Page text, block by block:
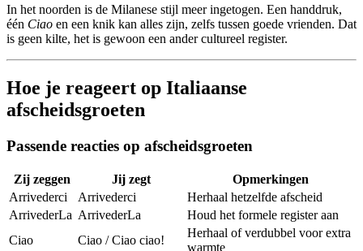
In het noorden is de Milanese stijl meer ingetogen. Een handdruk,
één Ciao en een knik kan alles zijn, zelfs tussen goede vrienden. Dat
is geen kilte, het is gewoon een ander cultureel register.
Hoe je reageert op Italiaanse
afscheidsgroeten
Passende reacties op afscheidsgroeten
Zij zeggen Jij zegt
Opmerkingen
Arrivederci
Arrivederci
Herhaal hetzelfde afscheid
ArrivederLa ArrivederLa
Houd het formele register aan
Ciao
Ciao / Ciao ciao!
Herhaal of verdubbel voor extra
warmte